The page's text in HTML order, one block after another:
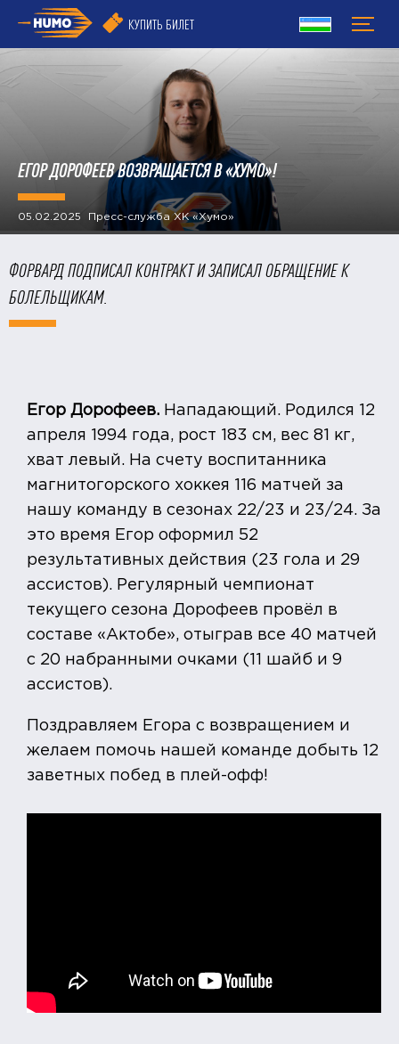
КУПИТЬ БИЛЕТ
ЕГОР ДОРОФЕЕВ ВОЗВРАЩАЕТСЯ В «ХУМО»!
05.02.2025 Пресс-служба ХК «Хумо»
ФОРВАРД ПОДПИСАЛ КОНТРАКТ И ЗАПИСАЛ ОБРАЩЕНИЕ К
БОЛЕЛЬЩИКАМ.
Егор Дорофеев. Нападающий. Родился 12
апреля 1994 года, рост 183 см, вес 81 кг,
хват левый. На счету воспитанника
магнитогорского хоккея 116 матчей за
нашу команду в сезонах 22/23 и 23/24. За
это время Егор оформил 52
результативных действия (23 гола и 29
ассистов). Регулярный чемпионат
текущего сезона Дорофеев провёл в
составе «Актобе», отыграв все 40 матчей
с 20 набранными очками (11 шайб и 9
ассистов).
Поздравляем Егора с возвращением и
желаем помочь нашей команде добыть 12
заветных побед в плей-офф!